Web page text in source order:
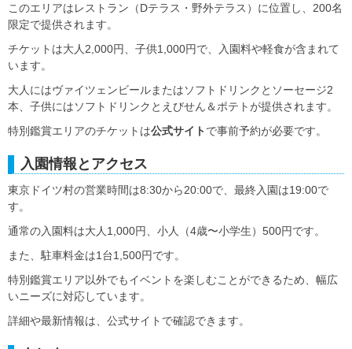
このエリアはレストラン（Dテラス・野外テラス）に位置し、200名
限定で提供されます。
チケットは大人2,000円、子供1,000円で、入園料や軽食が含まれて
います。
大人にはヴァイツェンビールまたはソフトドリンクとソーセージ2
本、子供にはソフトドリンクとえびせん＆ポテトが提供されます。
特別鑑賞エリアのチケットは公式サイト で事前予約が必要です。
入園情報とアクセス
東京ドイツ村の営業時間は8:30から20:00で、最終入園は19:00で
す。
通常の入園料は大人1,000円、小人（4歳〜小学生）500円です。
また、駐車料金は1台1,500円です。
特別鑑賞エリア以外でもイベントを楽しむことができるため、幅広
いニーズに対応しています。
詳細や最新情報は、公式サイトで確認できます。